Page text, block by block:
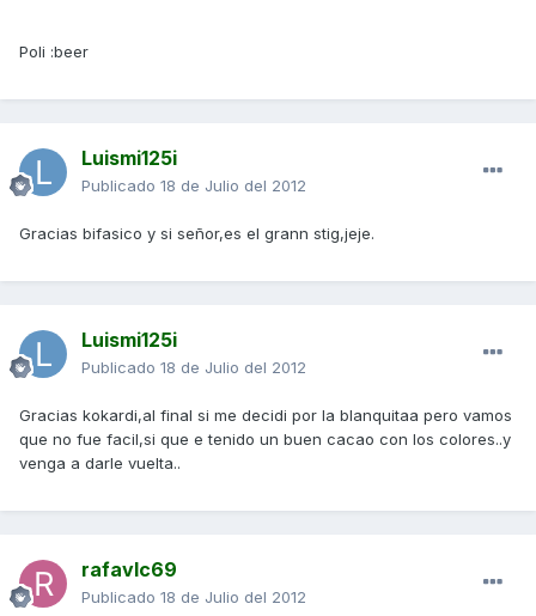
Poli :beer
Luismi125i
Publicado 18 de Julio del 2012
Gracias bifasico y si señor,es el grann stig,jeje.
Luismi125i
Publicado 18 de Julio del 2012
Gracias kokardi,al final si me decidi por la blanquitaa pero vamos
que no fue facil,si que e tenido un buen cacao con los colores..y
venga a darle vuelta..
rafavlc69
Publicado 18 de Julio del 2012